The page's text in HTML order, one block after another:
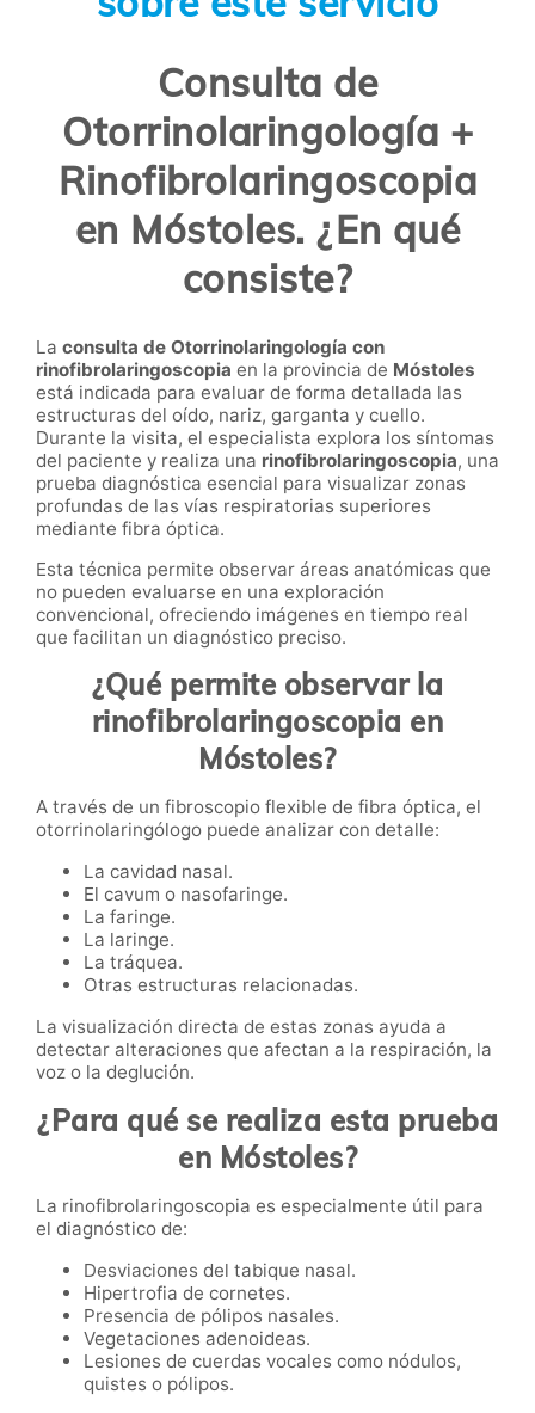
Consulta de
Otorrinolaringología +
Rinofibrolaringoscopia
en Móstoles. ¿En qué
consiste?
La consulta de Otorrinolaringología con
rinofibrolaringoscopia en la provincia de Móstoles
está indicada para evaluar de forma detallada las
estructuras del oído, nariz, garganta y cuello.
Durante la visita, el especialista explora los síntomas
del paciente y realiza una rinofibrolaringoscopia, una
prueba diagnóstica esencial para visualizar zonas
profundas de las vías respiratorias superiores
mediante fibra óptica.
Esta técnica permite observar áreas anatómicas que
no pueden evaluarse en una exploración
convencional, ofreciendo imágenes en tiempo real
que facilitan un diagnóstico preciso.
¿Qué permite observar la
rinofibrolaringoscopia en
Móstoles?
A través de un fibroscopio flexible de fibra óptica, el
otorrinolaringólogo puede analizar con detalle:
La cavidad nasal.
El cavum o nasofaringe.
La faringe.
La laringe.
La tráquea.
Otras estructuras relacionadas.
La visualización directa de estas zonas ayuda a
detectar alteraciones que afectan a la respiración, la
voz o la deglución.
¿Para qué se realiza esta prueba
en Móstoles?
La rinofibrolaringoscopia es especialmente útil para
el diagnóstico de:
Desviaciones del tabique nasal.
Hipertrofia de cornetes.
Presencia de pólipos nasales.
Vegetaciones adenoideas.
Lesiones de cuerdas vocales como nódulos,
quistes o pólipos.